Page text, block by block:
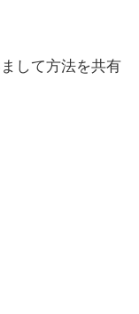
して方法を共有